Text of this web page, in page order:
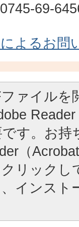
69-
よるお問
ァイルを
す。お持
（
リックし
インスト